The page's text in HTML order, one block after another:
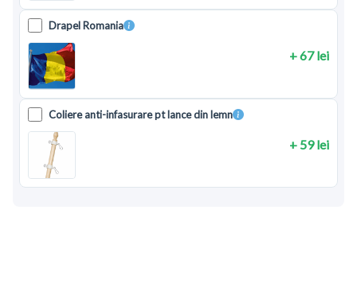
Drapel Romania
+ 67 lei
Coliere anti-infasurare pt lance din lemn
+ 59 lei